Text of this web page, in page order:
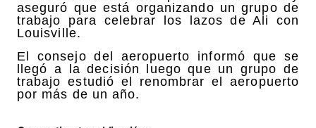
aseguró que está organizando un grupo de
trabajo para celebrar los lazos de Ali con
Louisville.
El consejo del aeropuerto informó que se
llegó a la decisión luego que un grupo de
trabajo estudió el renombrar el aeropuerto
por más de un año.